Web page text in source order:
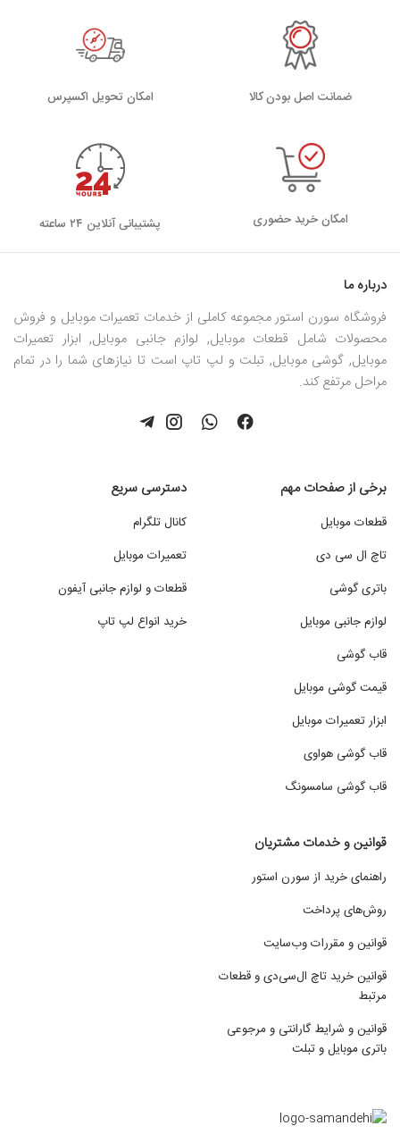
ضمانت اصل بودن کالا اﻣﮑﺎن ﺗﺤﻮﯾﻞ اﮐﺴﭙﺮس
امکان خرید حضوری پشتیبانی آنلاین ۲۴ ساعته
درباره ما
فروشگاه سورن استور مجموعه کاملی از خدمات تعمیرات موبایل و فروش
محصولات شامل قطعات موبایل, لوازم جانبی موبایل, ابزار تعمیرات
موبایل, گوشی موبایل, تبلت و لپ تاپ است تا نیازهای شما را در تمام
مراحل مرتفع کند.
برخی از صفحات مهم
قطعات موبایل
تاچ ال سی دی
باتری گوشی
لوازم جانبی موبایل
قاب گوشی
قیمت گوشی موبایل
ابزار تعمیرات موبایل
قاب گوشی هواوی
قاب گوشی سامسونگ
دسترسی سریع
کانال تلگرام
تعمیرات موبایل
قطعات و لوازم جانبی آیفون
خرید انواع لپ تاپ
قوانین و خدمات مشتریان
راهنمای خرید از سورن استور
روش‌های پرداخت
قوانین و مقررات وب‌سایت
قوانین خرید تاچ ال‌سی‌دی و قطعات
مرتبط
قوانین و شرایط گارانتی و مرجوعی
باتری موبایل و تبلت